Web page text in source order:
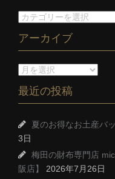
アーカイブ
最近の投稿
夏のお得なお土産バ
3日
梅田の財布専門店
阪店】
2026年7月26日